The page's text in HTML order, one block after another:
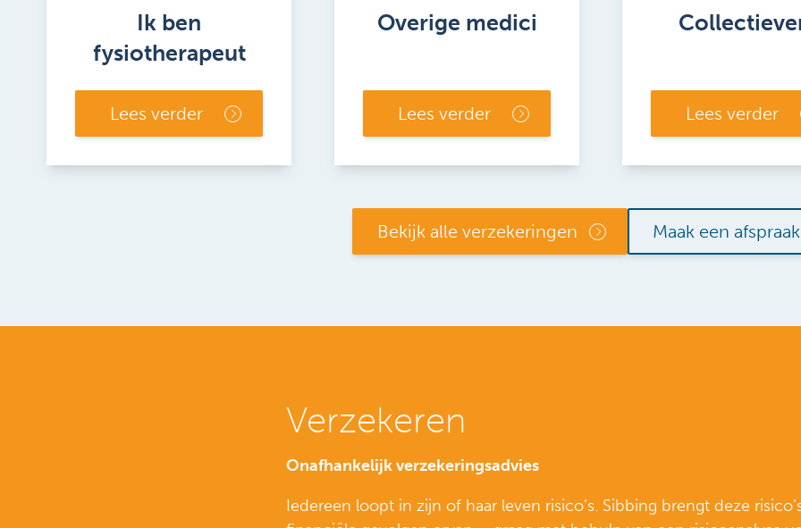
Ik ben
fysiotherapeut
Lees verder
Overige medici
Lees verder Lees verder
Bekijk alle verzekeringen Maak een afspraak
Verzekeren
Onafhankelijk verzekeringsadvies
Iedereen loopt in zijn of haar leven risico’s. Sibbing brengt deze